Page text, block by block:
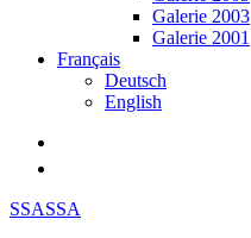
Galerie 2003
Galerie 2001
Français
Deutsch
English
SSASSA